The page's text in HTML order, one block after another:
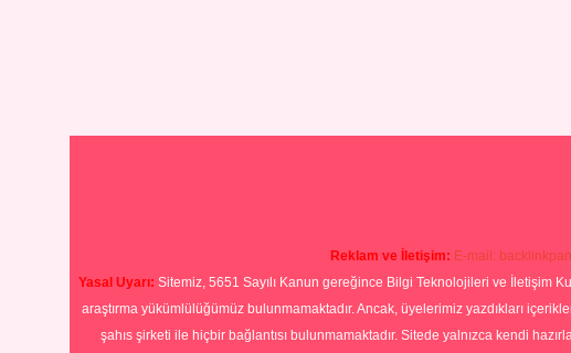
Reklam ve İletişim: E-mail:
Yasal Uyarı: Sitemiz, 5651 Sayılı Kanun gereğince Bilgi Teknolojileri ve İletişim
araştırma yükümlülüğümüz bulunmamaktadır. Ancak, üyelerimiz yazdıkları
şahıs şirketi ile hiçbir bağlantısı bulunmamaktadır. Sitede yalnızca kendi